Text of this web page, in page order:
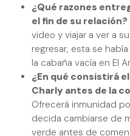
¿Qué razones
el fin de su relación?
video y viajar a ver a
regresar, esta se
la cabaña vacía en El
¿En qué consistirá
Charly antes de la
Ofrecerá inmunidad
decida cambiarse de
verde antes de